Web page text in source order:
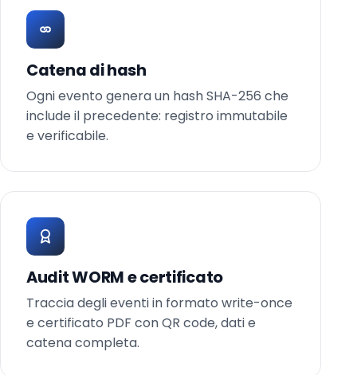
Catena di hash
Ogni evento genera un hash SHA-256 che
include il precedente: registro immutabile
e verificabile.
Audit WORM e certificato
Traccia degli eventi in formato write-once
e certificato PDF con QR code, dati e
catena completa.